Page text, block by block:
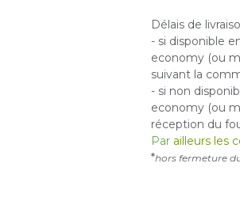
Délais de
- si disponible
economy (ou
suivant la
- si non
economy (ou
réception du
Par ailleurs les
*hors fermeture